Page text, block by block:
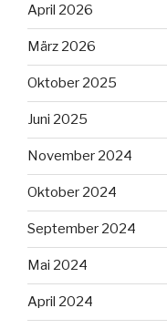
April 2026
März 2026
Oktober 2025
Juni 2025
November 2024
Oktober 2024
September 2024
Mai 2024
April 2024